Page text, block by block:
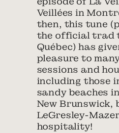
Veillées in
then, this tune
the official trad
Québec) has
pleasure to
sessions and
including those
sandy beaches
New Brunswick,
LeGresley-
hospitality!